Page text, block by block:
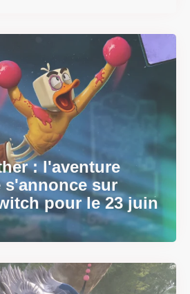
: l'aventure
s'annonce sur
pour le 23 juin